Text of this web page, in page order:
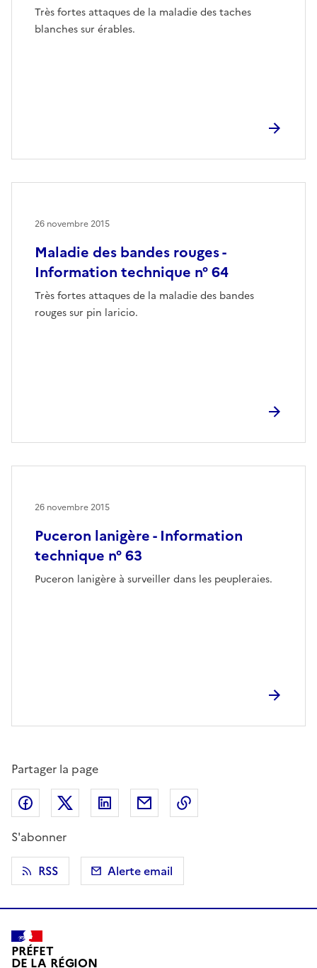
Très fortes attaques de la maladie des taches
blanches sur érables.
Maladie des bandes rouges -
Information technique n° 64
Très fortes attaques de la maladie des bandes
rouges sur pin laricio.
26 novembre 2015
Puceron lanigère - Information
technique n° 63
Puceron lanigère à surveiller dans les peupleraies.
26 novembre 2015
Partager la page
Partager sur Facebook
Partager sur X (anciennement Twitter)
Partager sur LinkedIn
Partager par email
S'abonner
RSS
Alerte email
PRÉFET
DE LA RÉGION